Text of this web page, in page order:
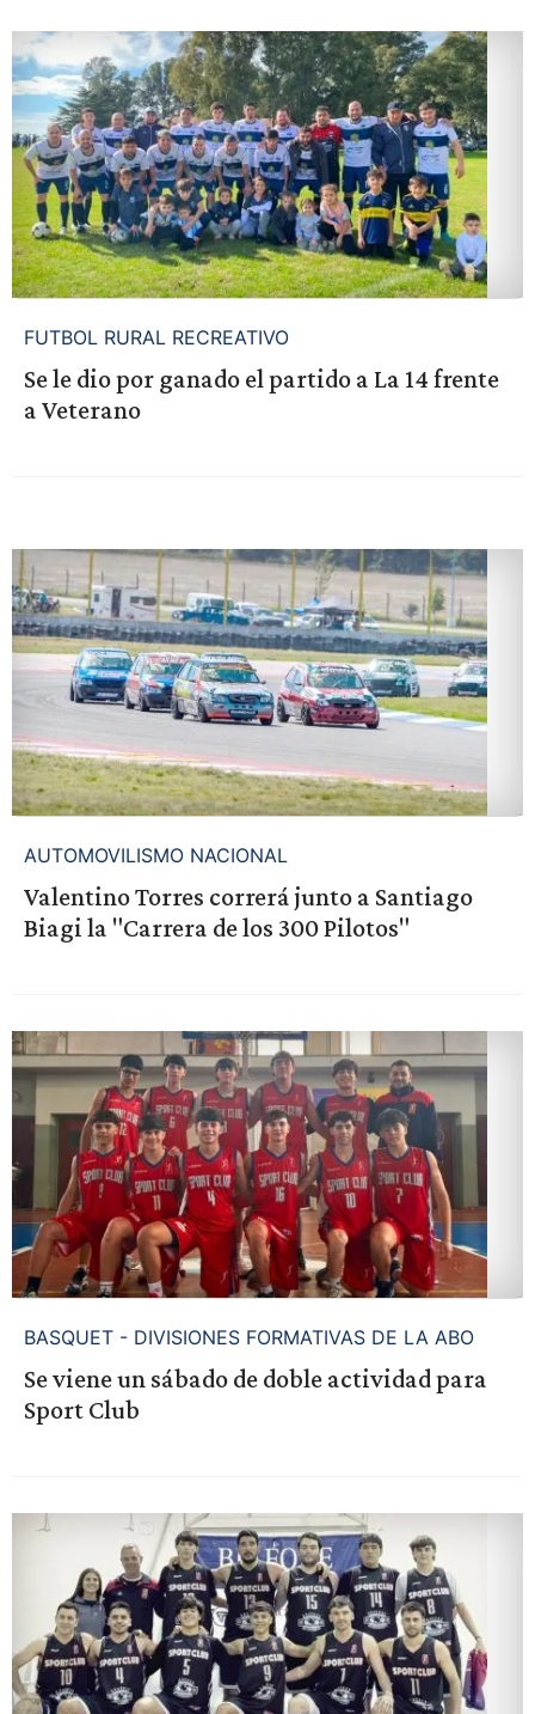
FUTBOL RURAL RECREATIVO
Se le dio por ganado el partido a La 14 frente
a Veterano
AUTOMOVILISMO NACIONAL
Valentino Torres correrá junto a Santiago
Biagi la "Carrera de los 300 Pilotos"
BASQUET - DIVISIONES FORMATIVAS DE LA ABO
Se viene un sábado de doble actividad para
Sport Club